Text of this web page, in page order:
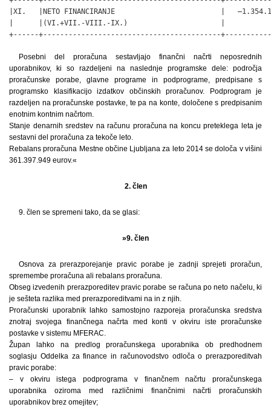
Posebni del proračuna sestavljajo finančni načrti neposrednih
uporabnikov, ki so razdeljeni na naslednje programske dele: področja
proračunske porabe, glavne programe in podprograme, predpisane s
programsko klasifikacijo izdatkov občinskih proračunov. Podprogram je
razdeljen na proračunske postavke, te pa na konte, določene s predpisanim
enotnim kontnim načrtom.
Stanje denarnih sredstev na računu proračuna na koncu preteklega leta je
sestavni del proračuna za tekoče leto.
Rebalans proračuna Mestne občine Ljubljana za leto 2014 se določa v višini
361.397.949 eurov.«
2. člen
9. člen se spremeni tako, da se glasi:
»9. člen
Osnova za prerazporejanje pravic porabe je zadnji sprejeti proračun,
spremembe proračuna ali rebalans proračuna.
Obseg izvedenih prerazporeditev pravic porabe se računa po neto načelu, ki
je sešteta razlika med prerazporeditvami na in z njih.
Proračunski uporabnik lahko samostojno razporeja proračunska sredstva
znotraj svojega finančnega načrta med konti v okviru iste proračunske
postavke v sistemu MFERAC.
Župan lahko na predlog proračunskega uporabnika ob predhodnem
soglasju Oddelka za finance in računovodstvo odloča o prerazporeditvah
pravic porabe:
– v okviru istega podprograma v finančnem načrtu proračunskega
uporabnika oziroma med različnimi finančnimi načrti proračunskih
uporabnikov brez omejitev;